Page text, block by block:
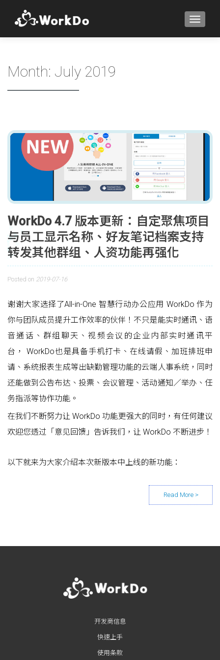
Month: July 2019
WorkDo 4.7 版本更新：自定聚焦项目
与员工显示名称、好友笔记档案支持
转发其他群组、人资功能再强化
Posted on 2019-07-16
谢谢大家选择了All-in-One 智慧行动办公应用 WorkDo 作为
你与团队成员提升工作效率的伙伴！不只是能实时通讯、语
音通话、群组聊天、视频会议的企业内部实时通讯平
台， WorkDo也是具备手机打卡、在线请假、加班排班申
请、系统报表生成等出缺勤管理功能的云端人事系统，同时
还能做到公告布达、投票、会议管理、活动通知／举办、任
务指派等协作功能。
在我们不断努力让 WorkDo 功能更强大的同时，有任何建议
欢迎您透过「意见回馈」告诉我们，让 WorkDo 不断进步！
以下就来为大家介绍本次新版本中上线的新功能：
Posts navigation
开发商信息
快速上手
使用条款